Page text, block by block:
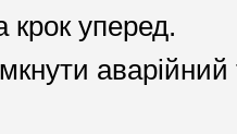
уперед.
аварійний